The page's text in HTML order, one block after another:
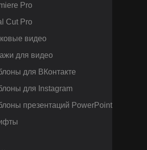
Pro
Cut Pro
видео
для видео
для ВКонтакте
для Instagram
презентаций PowerPoint